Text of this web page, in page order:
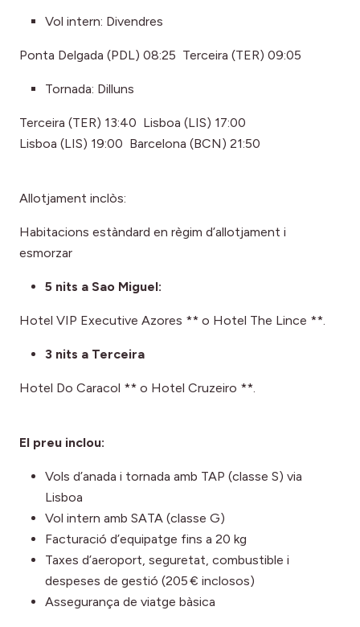
Vol intern: Divendres
Ponta Delgada (PDL) 08:25 Terceira (TER) 09:05
Tornada: Dilluns
Terceira (TER) 13:40 Lisboa (LIS) 17:00
Lisboa (LIS) 19:00 Barcelona (BCN) 21:50
Allotjament inclòs:
Habitacions estàndard en règim d’allotjament i
esmorzar
5 nits a Sao Miguel:
Hotel VIP Executive Azores ** o Hotel The Lince **.
3 nits a Terceira
Hotel Do Caracol ** o Hotel Cruzeiro **.
El preu inclou:
Vols d’anada i tornada amb TAP (classe S) via
Lisboa
Vol intern amb SATA (classe G)
Facturació d’equipatge fins a 20 kg
Taxes d’aeroport, seguretat, combustible i
despeses de gestió (205 € inclosos)
Assegurança de viatge bàsica